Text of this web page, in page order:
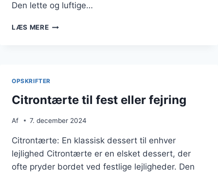
Den lette og luftige…
LÆS MERECITRONTÆRTE
OPSKRIFTER
Citrontærte til fest eller fejring
Af 7. december 2024
Citrontærte: En klassisk dessert til enhver
lejlighed Citrontærte er en elsket dessert, der
ofte pryder bordet ved festlige lejligheder. Den